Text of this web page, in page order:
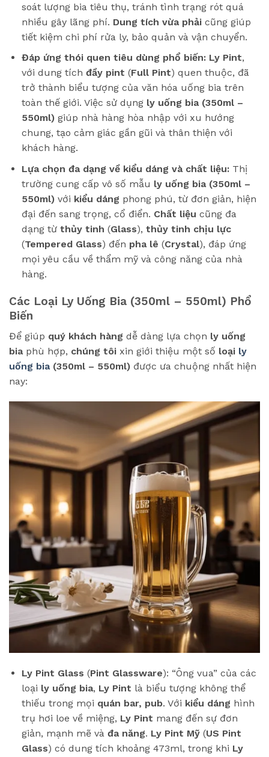
soát lượng bia tiêu thụ, tránh tình trạng rót quá
nhiều gây lãng phí. Dung tích vừa phảicũng giúp
tiết kiệm chi phí rửa ly, bảo quản và vận chuyển.
Đáp ứng thói quen tiêu dùng phổ biến: Ly Pint,
với dung tích đầy pint (Full Pint) quen thuộc, đã
trở thành biểu tượng của văn hóa uống bia trên
toàn thế giới. Việc sử dụng ly uống bia (350ml –
550ml)giúp nhà hàng hòa nhập với xu hướng
chung, tạo cảm giác gần gũi và thân thiện với
khách hàng.
Lựa chọn đa dạng về kiểu dáng và chất liệu:Thị
trường cung cấp vô số mẫu ly uống bia (350ml –
550ml)với kiểu dáng phong phú, từ đơn giản, hiện
đại đến sang trọng, cổ điển. Chất liệu cũng đa
dạng từ thủy tinh (Glass), thủy tinh chịu lực
(Tempered Glass) đến pha lê (Crystal), đáp ứng
mọi yêu cầu về thẩm mỹ và công năng của nhà
hàng.
Các Loại Ly Uống Bia (350ml – 550ml) Phổ
Biến
Để giúp quý khách hàng dễ dàng lựa chọn ly uống
biaphù hợp, chúng tôi xin giới thiệu một số loại ly
uống bia(350ml – 550ml) được ưa chuộng nhất hiện
nay:
Ly Pint Glass (Pint Glassware): “Ông vua” của các
loại ly uống bia, Ly Pint là biểu tượng không thể
thiếu trong mọi quán bar, pub. Với kiểu dáng hình
trụ hơi loe về miệng, Ly Pint mang đến sự đơn
giản, mạnh mẽ và đa năng. Ly Pint Mỹ(US Pint
Glass) có dung tích khoảng 473ml, trong khi Ly